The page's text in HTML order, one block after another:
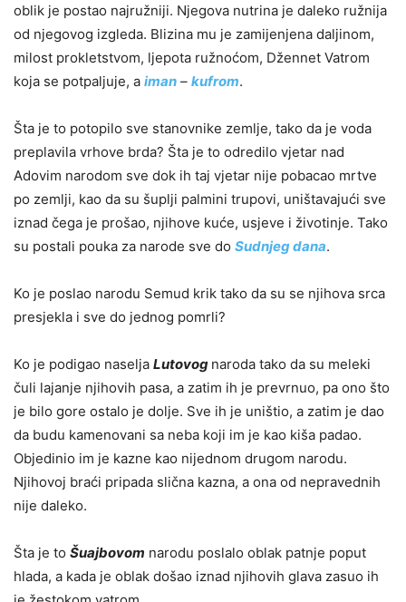
oblik je postao najružniji. Njegova nutrina je daleko ružnija
od njegovog izgleda. Blizina mu je zamijenjena daljinom,
milost prokletstvom, ljepota ružnoćom, Džennet Vatrom
koja se potpaljuje, a iman – kufrom.
Šta je to potopilo sve stanovnike zemlje, tako da je voda
preplavila vrhove brda? Šta je to odredilo vjetar nad
Adovim narodom sve dok ih taj vjetar nije pobacao mrtve
po zemlji, kao da su šuplji palmini trupovi, uništavajući sve
iznad čega je prošao, njihove kuće, usjeve i životinje. Tako
su postali pouka za narode sve do Sudnjeg dana.
Ko je poslao narodu Semud krik tako da su se njihova srca
presjekla i sve do jednog pomrli?
Ko je podigao naselja Lutovog naroda tako da su meleki
čuli lajanje njihovih pasa, a zatim ih je prevrnuo, pa ono što
je bilo gore ostalo je dolje. Sve ih je uništio, a zatim je dao
da budu kamenovani sa neba koji im je kao kiša padao.
Objedinio im je kazne kao nijednom drugom narodu.
Njihovoj braći pripada slična kazna, a ona od nepravednih
nije daleko.
Šta je to Šuajbovom narodu poslalo oblak patnje poput
hlada, a kada je oblak došao iznad njihovih glava zasuo ih